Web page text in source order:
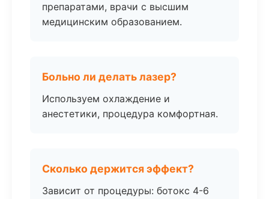
препаратами, врачи с высшим
медицинским образованием.
Больно ли делать лазер?
Используем охлаждение и
анестетики, процедура комфортная.
Сколько держится эффект?
Зависит от процедуры: ботокс 4-6